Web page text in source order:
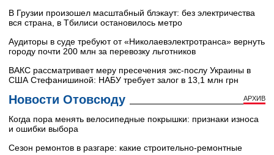
В Грузии произошел масштабный блэкаут: без электричества
вся страна, в Тбилиси остановилось метро
Аудиторы в суде требуют от «Николаевэлектротранса» вернуть
городу почти 200 млн за перевозку льготников
ВАКС рассматривает меру пресечения экс-послу Украины в
США Стефанишиной: НАБУ требует залог в 13,1 млн грн
Новости Отовсюду АРХИВ
Когда пора менять велосипедные покрышки: признаки износа
и ошибки выбора
Сезон ремонтов в разгаре: какие строительно-ремонтные